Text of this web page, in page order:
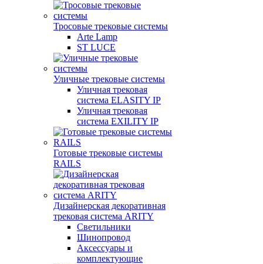
Тросовые трековые системы
Arte Lamp
ST LUCE
Уличные трековые системы
Уличная трековая
система ELASITY IP
Уличная трековая
система EXILITY IP
Готовые трековые системы
RAILS
Дизайнерская декоративная
трековая система ARITY
Светильники
Шинопровод
Аксессуары и
комплектующие